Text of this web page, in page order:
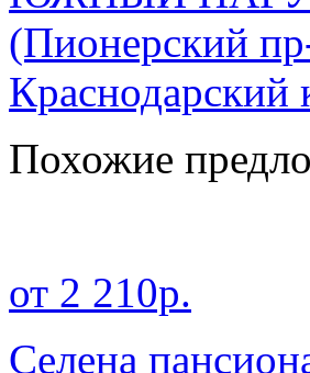
(Пионерский
Краснодарский
Похожие
от 2 210р.
Селена